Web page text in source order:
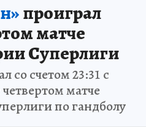
проиграл
матче
Суперлиги
со счетом 23:31 с
матче
по гандболу